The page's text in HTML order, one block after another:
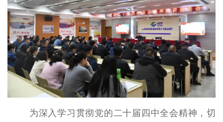
为深入学习贯彻党的二十届四中全会精神，切